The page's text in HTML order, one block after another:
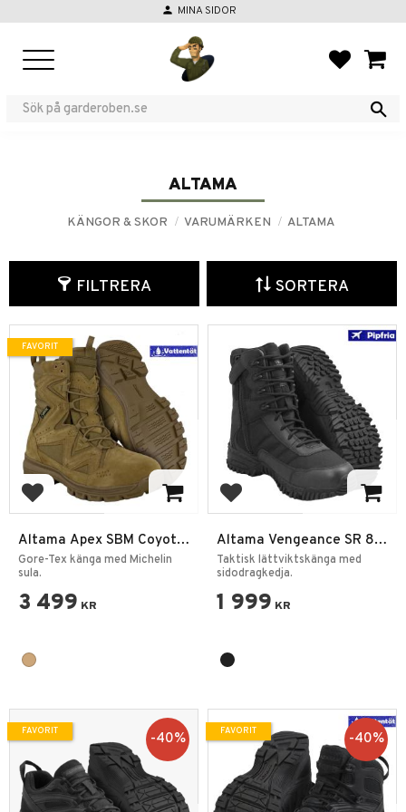
person MINA SIDOR
ALTAMA
KÄNGOR & SKOR VARUMÄRKEN ALTAMA
FILTRERA SORTERA
Lägg till i favoriter
Altama Apex SBM Coyote
Vinterkänga
Gore-Tex känga med Michelin
sula.
3 499 KR
FAVORIT
Lägg till i favoriter
Altama Vengeance SR 8"
SZ
Taktisk lättviktskänga med
sidodragkedja.
1 999 KR
40%
FAVORIT 40%
FAVORIT